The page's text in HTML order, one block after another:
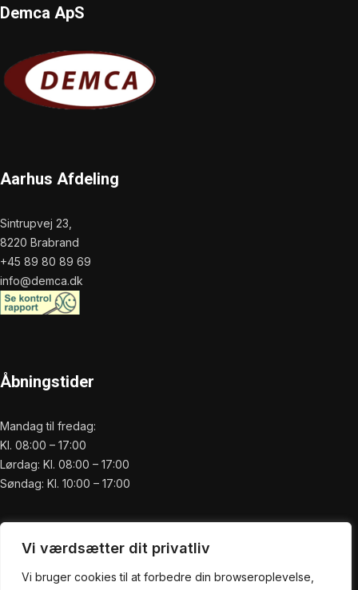
Vi værdsætter dit privatliv
Vi bruger cookies til at forbedre din browseroplevelse,
Demca ApS
Aarhus Afdeling
Sintrupvej 23,
8220 Brabrand
+45 89 80 89 69
info@demca.dk
Åbningstider
Mandag til fredag:
Kl. 08:00 – 17:00
Lørdag: Kl. 08:00 – 17:00
Søndag: Kl. 10:00 – 17:00
Praktisk
Forside